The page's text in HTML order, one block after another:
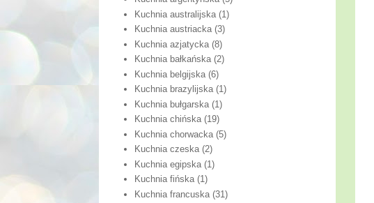
Kuchnia australijska (1)
Kuchnia austriacka (3)
Kuchnia azjatycka (8)
Kuchnia bałkańska (2)
Kuchnia belgijska (6)
Kuchnia brazylijska (1)
Kuchnia bułgarska (1)
Kuchnia chińska (19)
Kuchnia chorwacka (5)
Kuchnia czeska (2)
Kuchnia egipska (1)
Kuchnia fińska (1)
Kuchnia francuska (31)